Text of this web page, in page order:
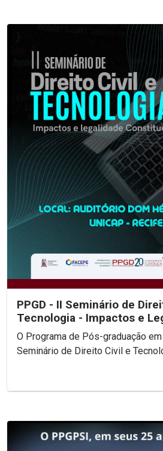
PPGD - II Seminário de
Tecnologia - Impactos e
Constitucional
O Programa de Pós-graduação
Seminário de Direito Civil e